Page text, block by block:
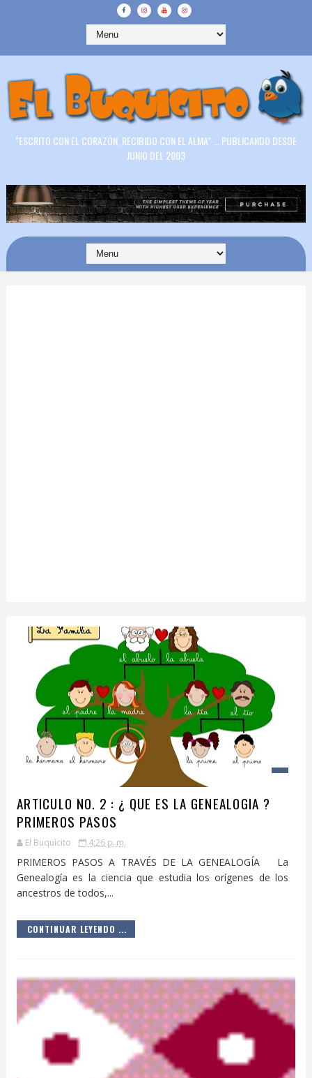
"ESCRITO CON EL CORAZÓN, RECIBIDO CON EL ALMA" ... PUBLICANDO DESDE
JUNIO DEL 2003
ARTICULO NO. 2 : ¿ QUE ES LA GENEALOGIA ?
PRIMEROS PASOS
El Buquìcito 4:26 p. m.
PRIMEROS PASOS A TRAVÉS DE LA GENEALOGÍA La
Genealogía es la ciencia que estudia los orígenes de los
ancestros de todos,...
CONTINUAR LEYENDO ...